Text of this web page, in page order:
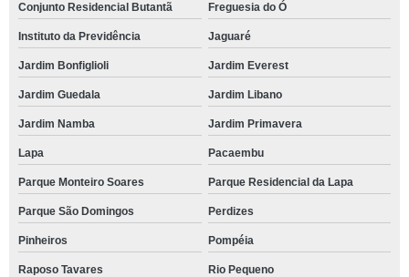
Conjunto Residencial Butantã Freguesia do Ó
Instituto da Previdência Jaguaré
Jardim Bonfiglioli Jardim Everest
Jardim Guedala Jardim Libano
Jardim Namba Jardim Primavera
Lapa Pacaembu
Parque Monteiro Soares Parque Residencial da Lapa
Parque São Domingos Perdizes
Pinheiros Pompéia
Raposo Tavares Rio Pequeno